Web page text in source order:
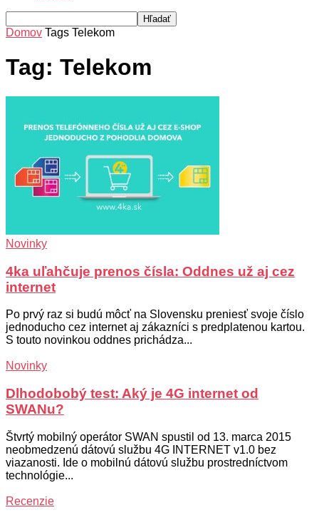
Domov Tags Telekom
Tag: Telekom
Novinky
4ka uľahčuje prenos čísla: Oddnes už aj cez
internet
Po prvý raz si budú môcť na Slovensku preniesť svoje číslo
jednoducho cez internet aj zákazníci s predplatenou kartou.
S touto novinkou oddnes prichádza...
Novinky
Dlhodobobý test: Aký je 4G internet od
SWANu?
Štvrtý mobilný operátor SWAN spustil od 13. marca 2015
neobmedzenú dátovú službu 4G INTERNET v1.0 bez
viazanosti. Ide o mobilnú dátovú službu prostredníctvom
technológie...
Recenzie